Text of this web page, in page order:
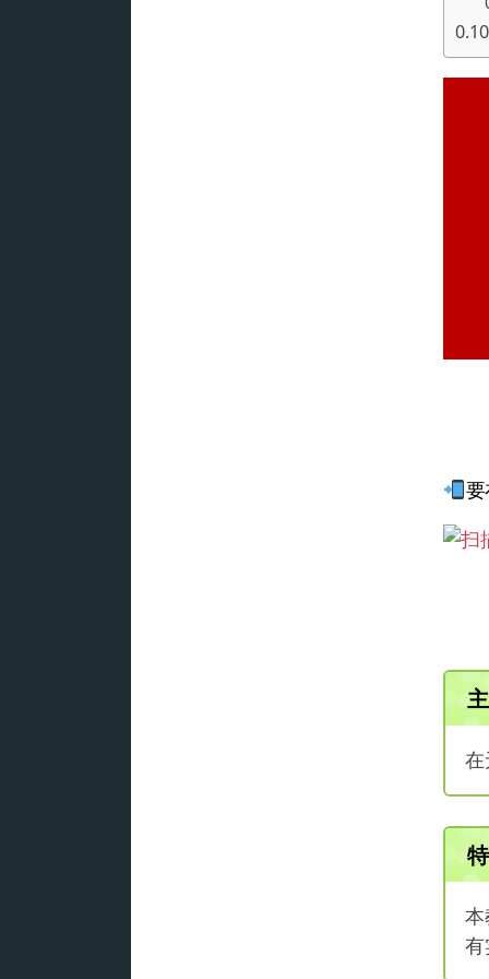
在
本